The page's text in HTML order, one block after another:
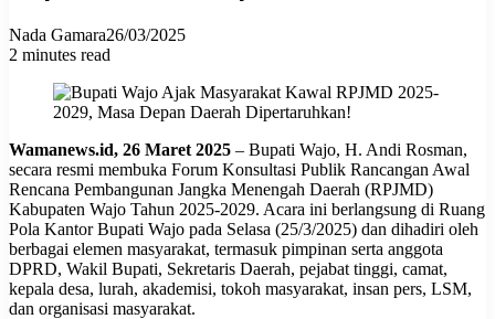
Nada Gamara26/03/2025
2 minutes read
Wamanews.id, 26 Maret 2025 – Bupati Wajo, H. Andi Rosman,
secara resmi membuka Forum Konsultasi Publik Rancangan Awal
Rencana Pembangunan Jangka Menengah Daerah (RPJMD)
Kabupaten Wajo Tahun 2025-2029. Acara ini berlangsung di Ruang
Pola Kantor Bupati Wajo pada Selasa (25/3/2025) dan dihadiri oleh
berbagai elemen masyarakat, termasuk pimpinan serta anggota
DPRD, Wakil Bupati, Sekretaris Daerah, pejabat tinggi, camat,
kepala desa, lurah, akademisi, tokoh masyarakat, insan pers, LSM,
dan organisasi masyarakat.